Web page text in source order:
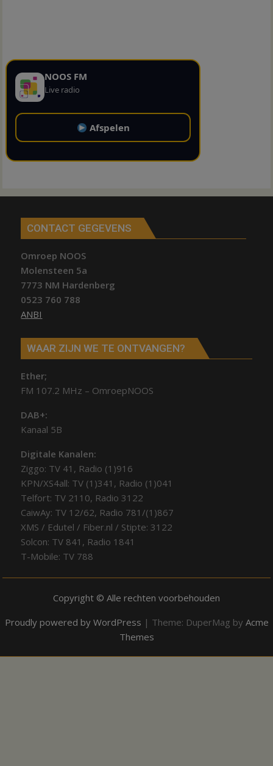
NOOS FM
Live radio
Afspelen
CONTACT GEGEVENS
Omroep NOOS
Molensteen 5a
7773 NM Hardenberg
0523 760 788
ANBI
WAAR ZIJN WE TE ONTVANGEN?
Ether;
FM 107.2 MHz – OmroepNOOS
DAB+:
Kanaal 5B
Digitale Kanalen:
Ziggo: TV 41, Radio (1)916
KPN/XS4all: TV (1)341, Radio (1)041
Telfort: TV 2110, Radio 3122
CaiwAy: TV 12/62, Radio 781/(1)867
XMS / Edutel / Fiber.nl / Stipte: 3122
Solcon: TV 841, Radio 1841
T-Mobile: TV 788
Copyright © Alle rechten voorbehouden
Proudly powered by WordPress | Theme: DuperMag by Acme
Themes